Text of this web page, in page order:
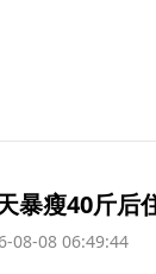
暴瘦40斤后
08-08 06:49:44